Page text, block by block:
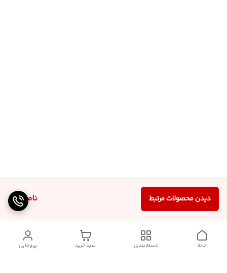
ناموجود دیدن محصولات مرتبط
پروفایل سبد خرید دسته‌بندی خانه